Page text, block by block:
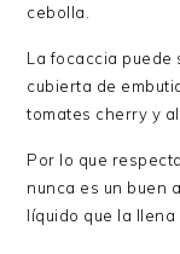
cebolla.
La focaccia puede
cubierta de
tomates cherry y
Por lo que
nunca es un buen
líquido que la llena